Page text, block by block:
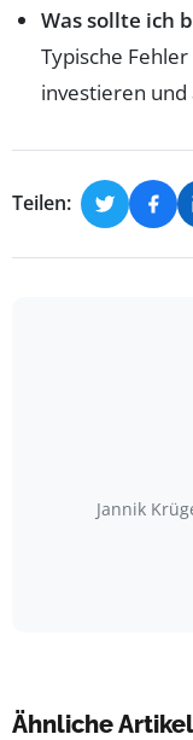
Was sollte ich
Typische
investieren
Teilen:
Jannik
Ähnliche Artikel